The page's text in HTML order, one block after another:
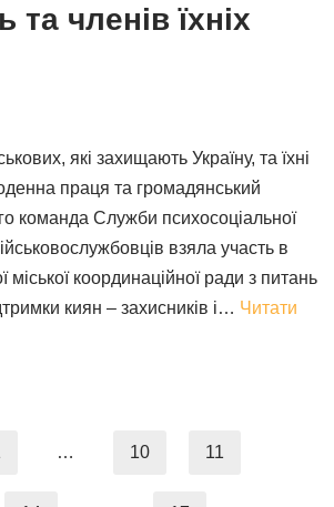
та членів їхніх
які захищають Україну, та їхні
праця та громадянський
команда Служби психосоціальної
взяла участь в
міської координаційної ради з питань
киян – захисників і… Читати
… 10 11